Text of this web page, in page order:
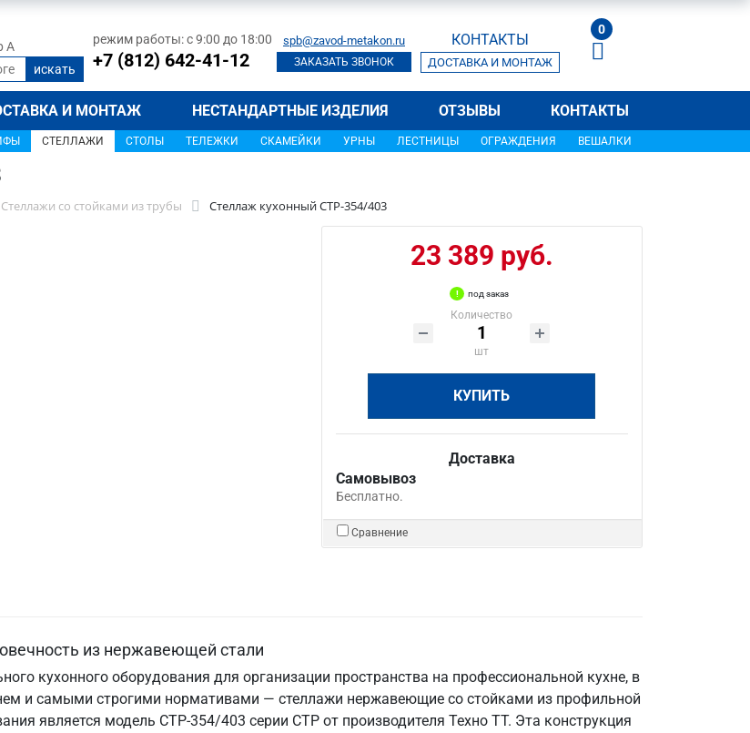
А
режим работы: с 9:00 до 18:00
+7 (812) 642-41-12
spb@zavod-metakon.ru
ЗАКАЗАТЬ ЗВОНОК
КОНТАКТЫ
ДОСТАВКА И МОНТАЖ
0
И МОНТАЖ НЕСТАНДАРТНЫЕ ИЗДЕЛИЯ ОТЗЫВЫ КОНТАКТЫ
СТЕЛЛАЖИ СТОЛЫ ТЕЛЕЖКИ СКАМЕЙКИ УРНЫ ЛЕСТНИЦЫ ОГРАЖДЕНИЯ ВЕШАЛКИ
Стеллажи со стойками из трубы Стеллаж кухонный СТР-354/403
23 389 руб.
под заказ
Количество
шт
КУПИТЬ
Доставка
Самовывоз
Бесплатно.
Сравнение
из нержавеющей стали
кухонного оборудования для организации пространства на профессиональной кухне, в
и самыми строгими нормативами — стеллажи нержавеющие со стойками из профильной
является модель СТР-354/403 серии СТР от производителя Техно ТТ. Эта конструкция